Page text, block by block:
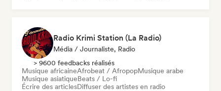
Radio Krimi Station (La Radio)
Média / Journaliste, Radio
> 9600 feedbacks réalisés
Musique africaineAfrobeat / AfropopMusique arabe
Musique asiatiqueBeats / Lo-fi
Écrire des articlesDiffuser des artistes en radio